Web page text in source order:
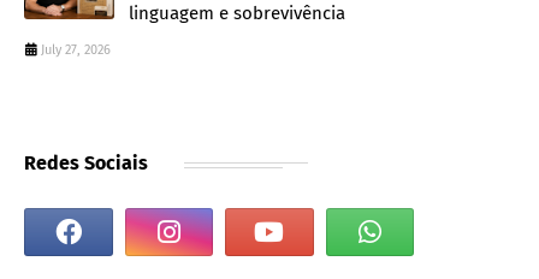
linguagem e sobrevivência
July 27, 2026
Redes Sociais